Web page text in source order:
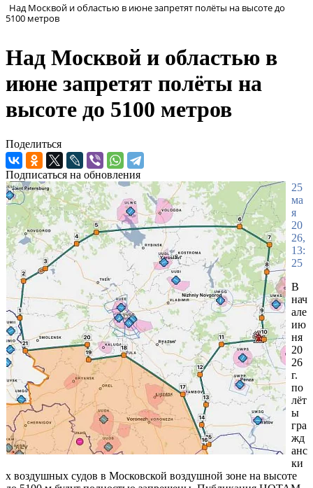
Над Москвой и областью в июне запретят полёты на высоте до
5100 метров
Над Москвой и областью в
июне запретят полёты на
высоте до 5100 метров
Поделиться
Подписаться на обновления
25
ма
я
20
26,
13:
25
В
нач
але
ию
ня
20
26
г.
по
лёт
ы
гра
жд
анс
ки
х воздушных судов в Московской воздушной зоне на высоте